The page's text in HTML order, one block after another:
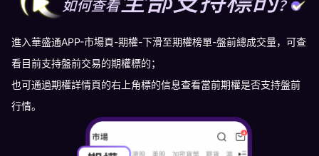
進入華盛通APP-市場頁-期權-下滑至期權榜單-盤前總成交量，可查
看目前支持盤前交易的期權標的；
也可通過期權詳情頁的右上角標的信息查看當前期權是否支持盤前
行情。